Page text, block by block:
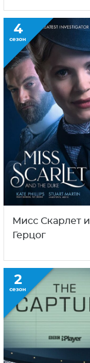
4
сезон
Мисс Скарлет и
Герцог
2
сезон